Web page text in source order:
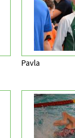
Pavla